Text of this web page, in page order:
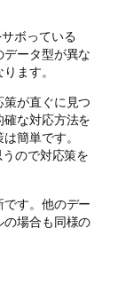
ボっている
ータ型が異な
ます。
が直ぐに見つ
な対応方法を
簡単です。
ので対応策を
す。他のデー
の場合も同様の